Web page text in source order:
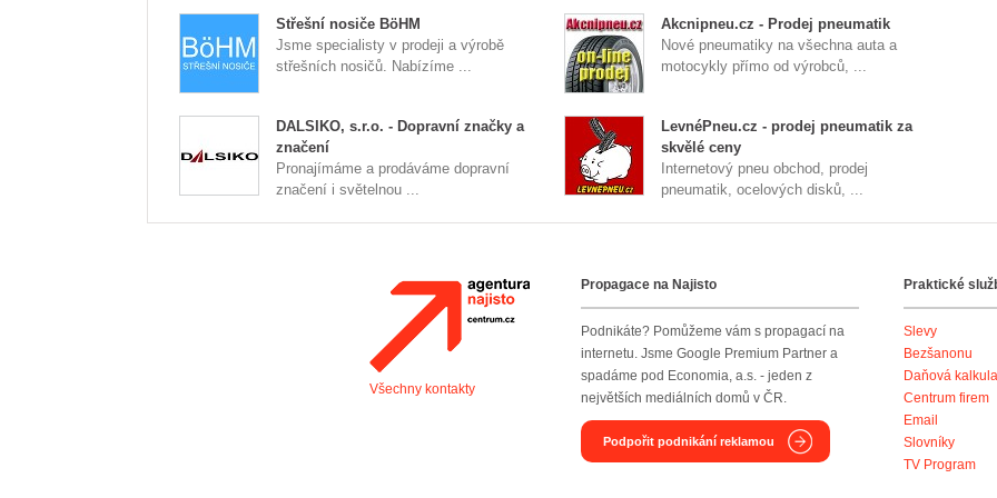
Střešní nosiče BöHM
Jsme specialisty v prodeji a výrobě
střešních nosičů. Nabízíme ...
Akcnipneu.cz - Prodej pneumatik
Nové pneumatiky na všechna auta a
motocykly přímo od výrobců, ...
DALSIKO, s.r.o. - Dopravní značky a
značení
Pronajímáme a prodáváme dopravní
značení i světelnou ...
LevnéPneu.cz - prodej pneumatik za
skvělé ceny
Internetový pneu obchod, prodej
pneumatik, ocelových disků, ...
Agentura Najisto
Všechny kontakty
Propagace na Najisto
Podnikáte? Pomůžeme vám s propagací na
internetu. Jsme Google Premium Partner a
spadáme pod Economia, a.s. - jeden z
největších mediálních domů v ČR.
Podpořit podnikání reklamou
Praktické
Slevy
Bezšanonu
Daňová
Centrum firem
Email
Slovníky
TV Program